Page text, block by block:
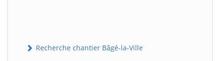
Recherche chantier Bâgé-la-Ville